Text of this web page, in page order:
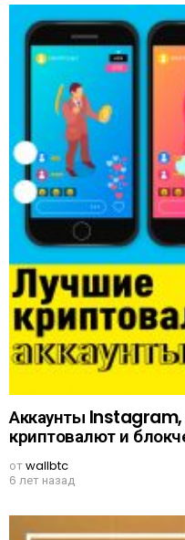
Аккаунты
криптовалют и
отwallbtc
6 лет назад